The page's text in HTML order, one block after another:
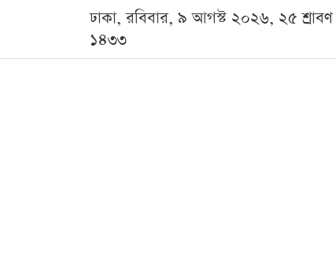
ঢাকা, রবিবার, ৯ আগস্ট ২০২৬, ২৫ শ্রাবণ
১৪৩৩